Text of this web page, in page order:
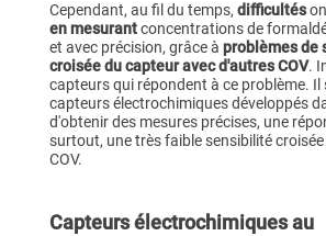
Cependant, au fil du temps, difficultés
en mesurantconcentrations de
et avec précision, grâce à problèmes de
croisée du capteur avec d'autres COV.
capteurs qui répondent à ce problème. Il
capteurs électrochimiques développés
d'obtenir des mesures précises, une
surtout, une très faible sensibilité
COV.
Capteurs électrochimiques au